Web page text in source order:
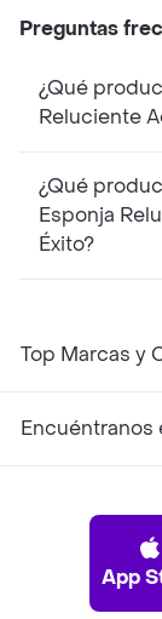
Preguntas
¿Qué
Reluciente
¿Qué
Esponja
Éxito?
Top Marcas y
Encuéntranos
App